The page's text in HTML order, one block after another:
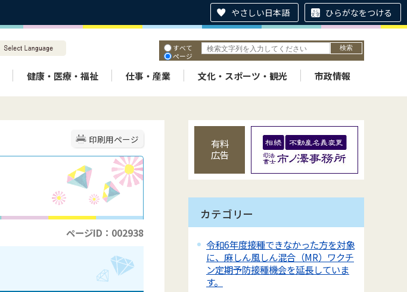
やさしい日本語 ひらがなをつける
すべて
ページ
健康・医療・福祉 仕事・産業 文化・スポーツ・観光 市政情報
印刷用ページ
ページID：002938
有料
広告
カテゴリー
令和6年度接種できなかった方を対象
に、麻しん風しん混合（MR）ワクチ
ン定期予防接種機会を延長していま
す。